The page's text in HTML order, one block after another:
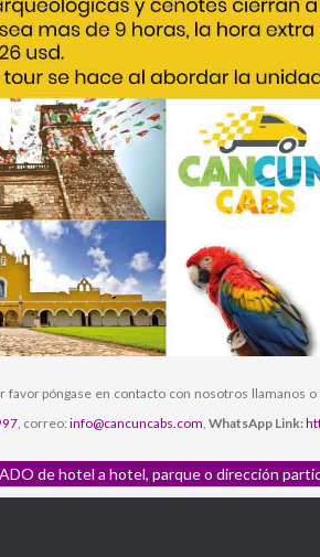
favor póngase en contacto con nosotros llamanos
, correo: info@cancuncabs.com WhatsApp Link:
de hotel a hotel, parque o dirección